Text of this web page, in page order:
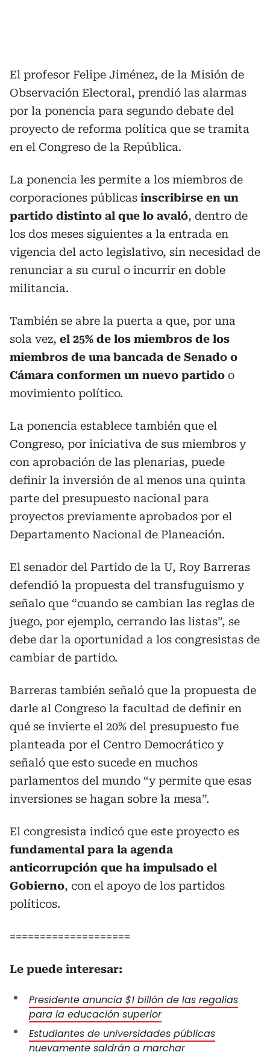
El profesor Felipe Jiménez, de la Misión de
Observación Electoral, prendió las alarmas
por la ponencia para segundo debate del
proyecto de reforma política que se tramita
en el Congreso de la República.
La ponencia les permite a los miembros de
corporaciones públicas inscribirse en un
partido distinto al que lo avaló, dentro de
los dos meses siguientes a la entrada en
vigencia del acto legislativo, sin necesidad de
renunciar a su curul o incurrir en doble
militancia.
También se abre la puerta a que, por una
sola vez, el 25% de los miembros de los
miembros de una bancada de Senado o
Cámara conformen un nuevo partido o
movimiento político.
La ponencia establece también que el
Congreso, por iniciativa de sus miembros y
con aprobación de las plenarias, puede
definir la inversión de al menos una quinta
parte del presupuesto nacional para
proyectos previamente aprobados por el
Departamento Nacional de Planeación.
El senador del Partido de la U, Roy Barreras
defendió la propuesta del transfuguismo y
señalo que “cuando se cambian las reglas de
juego, por ejemplo, cerrando las listas”, se
debe dar la oportunidad a los congresistas de
cambiar de partido.
Barreras también señaló que la propuesta de
darle al Congreso la facultad de definir en
qué se invierte el 20% del presupuesto fue
planteada por el Centro Democrático y
señaló que esto sucede en muchos
parlamentos del mundo “y permite que esas
inversiones se hagan sobre la mesa”.
El congresista indicó que este proyecto es
fundamental para la agenda
anticorrupción que ha impulsado el
Gobierno, con el apoyo de los partidos
políticos.
====================
Le puede interesar:
Presidente anuncia $1 billón de las regalías
para la educación superior
Estudiantes de universidades públicas
nuevamente saldrán a marchar